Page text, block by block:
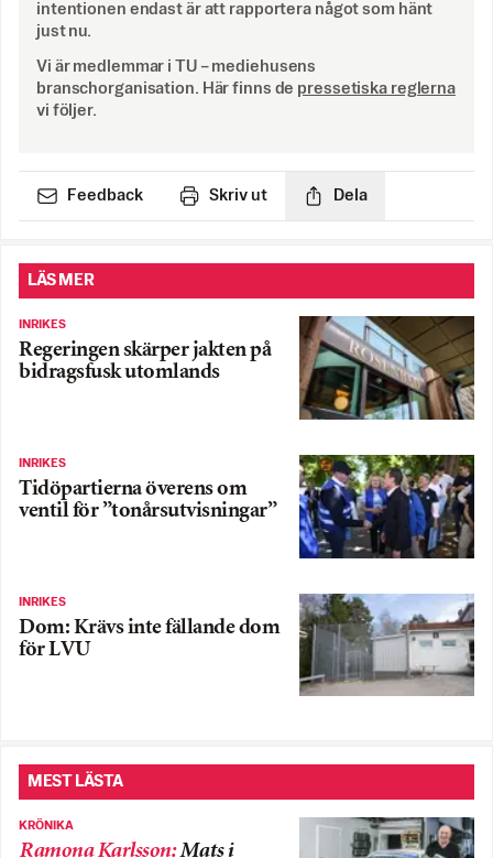
intentionen endast är att rapportera något som hänt
just nu.
Vi är medlemmar i TU – mediehusens
branschorganisation. Här finns de pressetiska reglerna
vi följer.
Feedback Skriv ut Dela
LÄS MER
INRIKES
Regeringen skärper jakten på
bidragsfusk utomlands
INRIKES
Tidöpartierna överens om
ventil för ”tonårsutvisningar”
INRIKES
Dom: Krävs inte fällande dom
för LVU
MEST LÄSTA
KRÖNIKA
Ramona Karlsson:Mats i